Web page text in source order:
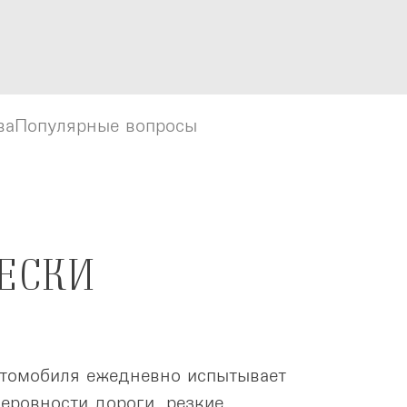
Популярные вопросы
Популярные вопросы
ежедневно испытывает
дороги, резкие